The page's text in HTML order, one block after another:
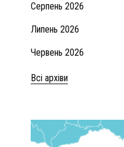
Серпень 2026
Липень 2026
Червень 2026
Всі архіви